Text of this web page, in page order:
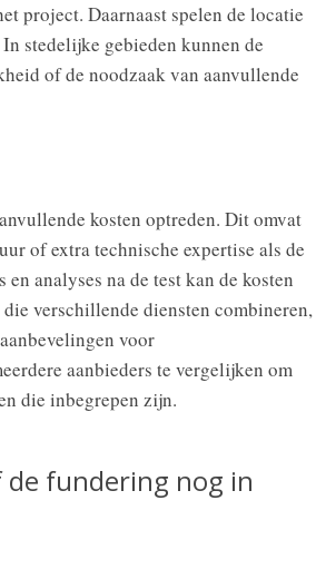
project. Daarnaast spelen de locatie
stedelijke gebieden kunnen de
of de noodzaak van aanvullende
kosten optreden. Dit omvat
of extra technische expertise als de
analyses na de test kan de kosten
verschillende diensten combineren,
voor
aanbieders te vergelijken om
die inbegrepen zijn.
fundering nog in